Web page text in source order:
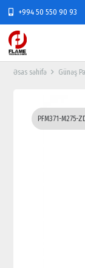
+994 50 550 90 93
Əsas səhifə Günəş
PFM371-M275-